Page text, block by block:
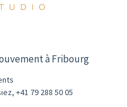
à Fribourg
, +41 79 288 50 05